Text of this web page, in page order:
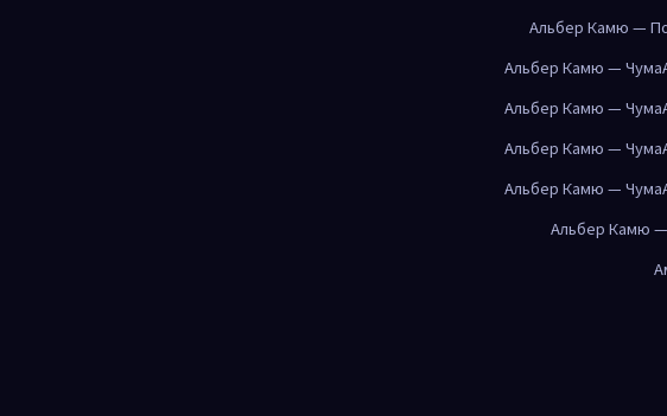
Альбер Камю —
Альбер Камю — Чума
Альбер Камю — Чума
Альбер Камю — Чума
Альбер Камю — Чума
Альбер Камю